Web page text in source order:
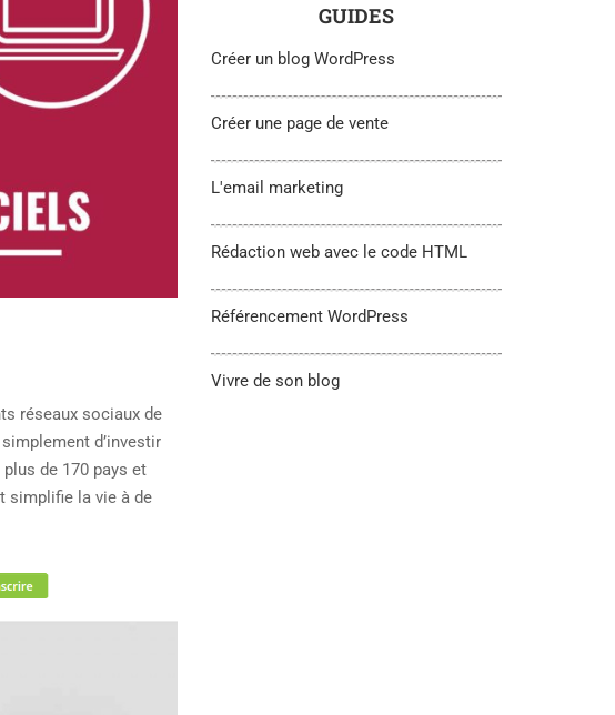
réseaux sociaux de
d’investir
de 170 pays et
simplifie la vie à de
GUIDES
Créer un blog WordPress
Créer une page de vente
L'email marketing
Rédaction web avec le code HTML
Référencement WordPress
Vivre de son blog